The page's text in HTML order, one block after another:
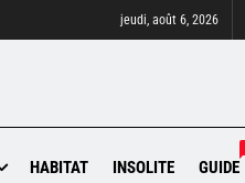
jeudi, août 6, 2026
HABITAT INSOLITE GUIDE